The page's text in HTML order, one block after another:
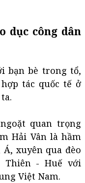
dục công dân
bạn bè trong tổ,
tác quốc tế ở
quan trọng
Hải Vân là hầm
xuyên qua đèo
Thiên - Huế với
Việt Nam.